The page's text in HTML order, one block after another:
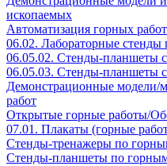
ископаемых
Автоматизация горных работ
06.02. Лабораторные стенды
06.05.02. Стенды-планшеты
06.05.03. Стенды-планшеты
Демонстрационные модели/
работ
Открытые горные работы/
07.01. Плакаты (горные
Стенды-тренажеры по
Стенды-планшеты по